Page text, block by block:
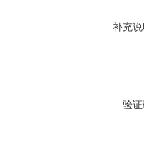
补充说
验证